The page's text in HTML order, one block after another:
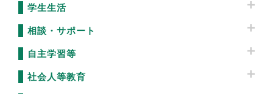
学生生活
相談・サポート
自主学習等
社会人等教育